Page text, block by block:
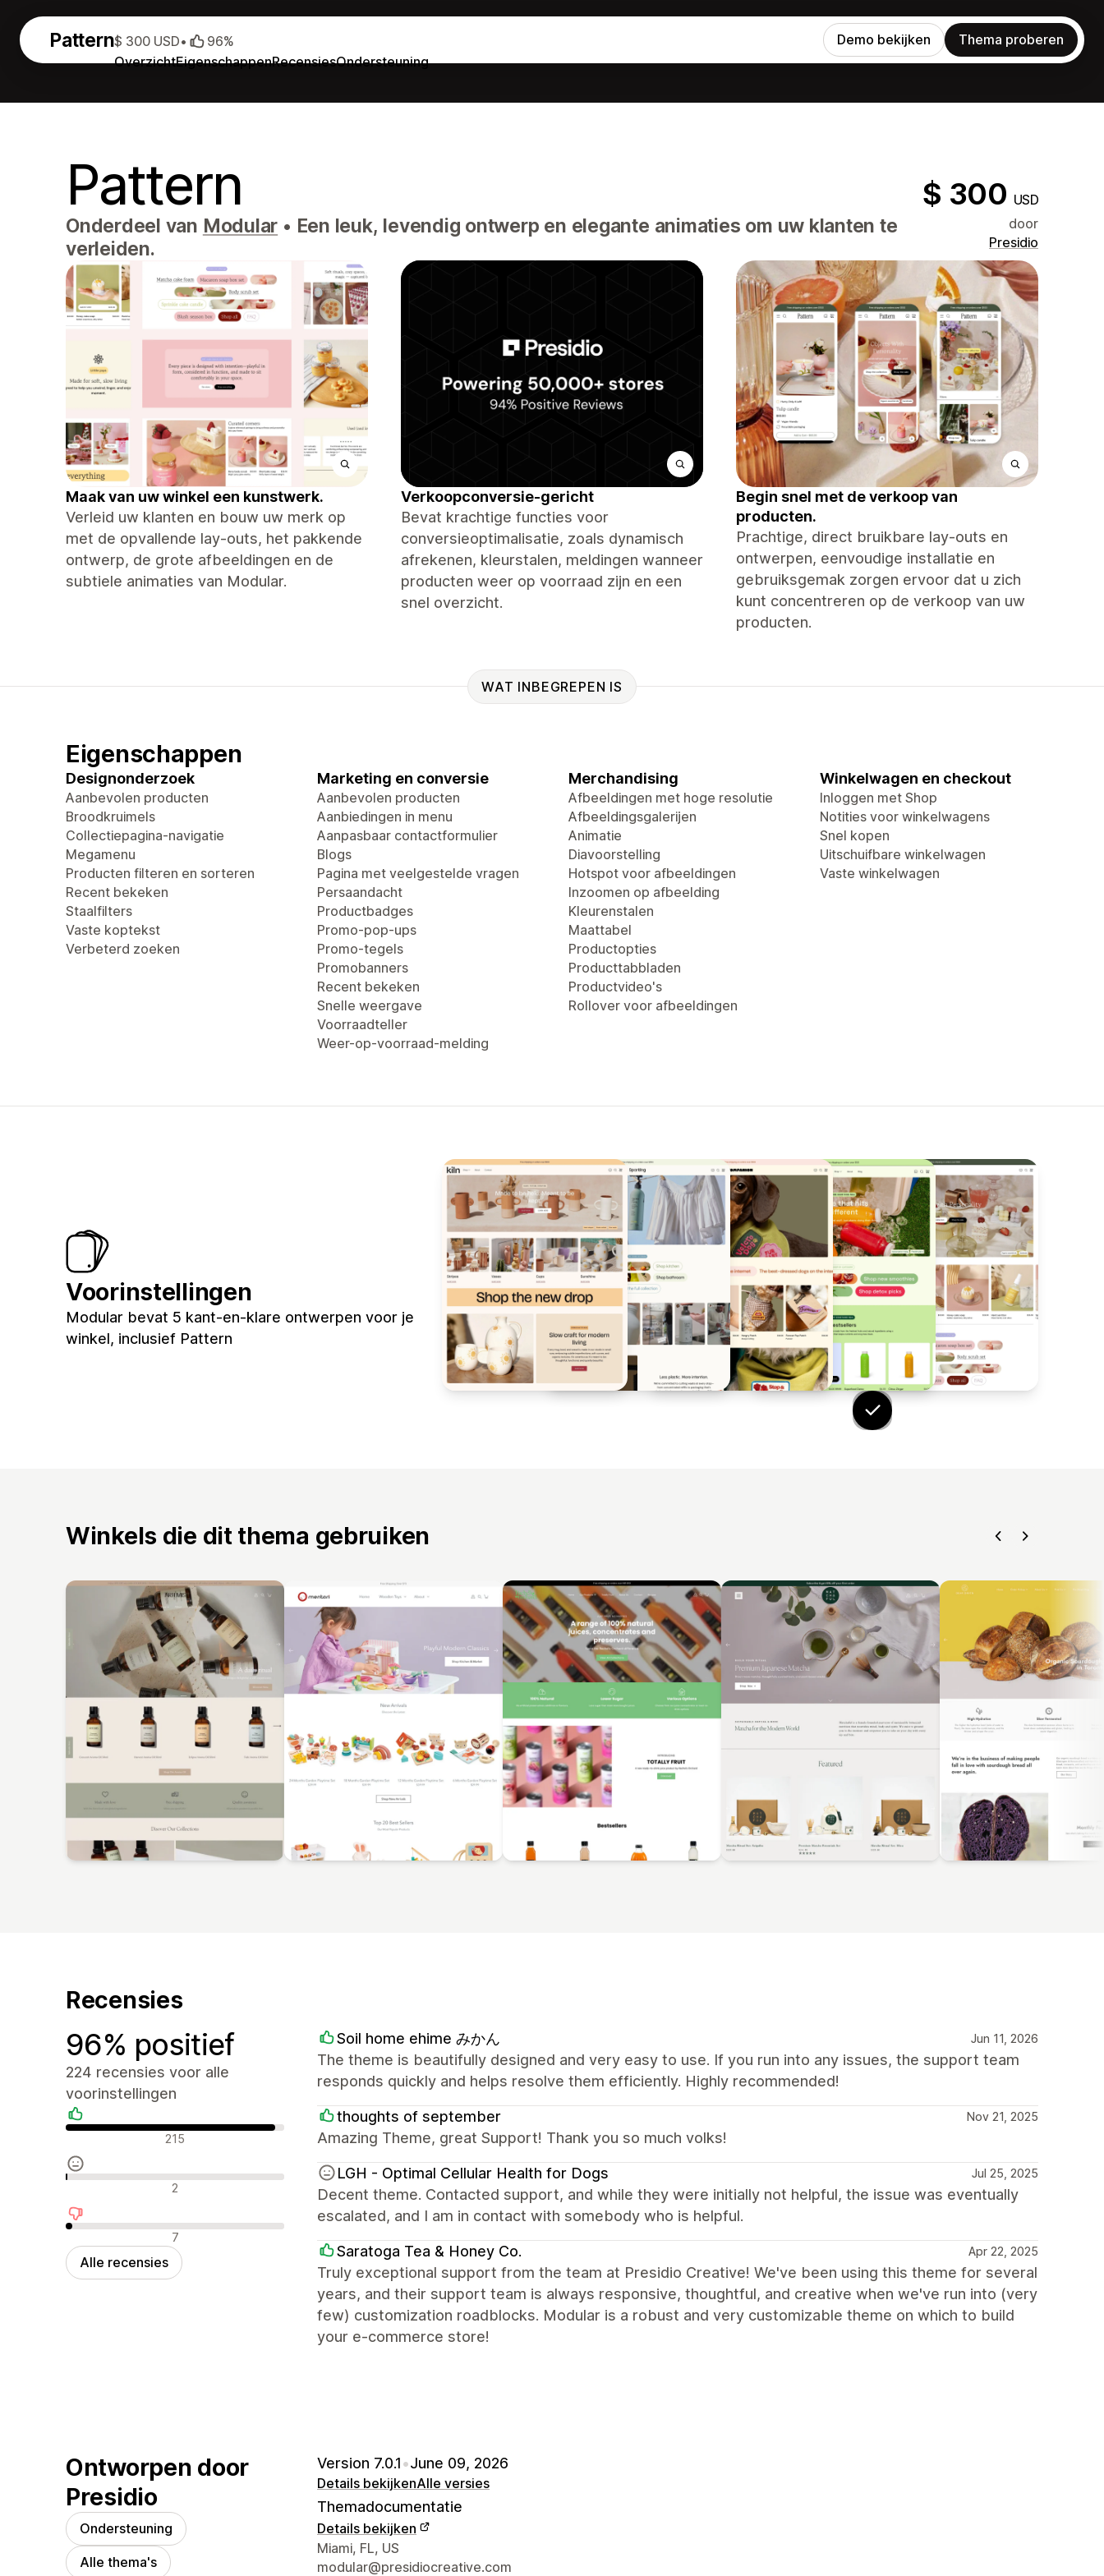
Pattern
OverzichtEigenschappenRecensiesOndersteuning
$ 300 USD• 96% Demo bekijken Thema proberen
Pattern $ 300 USD
Onderdeel van Modular • Een leuk, levendig ontwerp en elegante animaties om uw klanten te
verleiden.
door
Presidio
Maak van uw winkel een kunstwerk.
Verleid uw klanten en bouw uw merk op
met de opvallende lay-outs, het pakkende
ontwerp, de grote afbeeldingen en de
subtiele animaties van Modular.
Verkoopconversie-gericht
Bevat krachtige functies voor
conversieoptimalisatie, zoals dynamisch
afrekenen, kleurstalen, meldingen wanneer
producten weer op voorraad zijn en een
snel overzicht.
Begin snel met de verkoop van
producten.
Prachtige, direct bruikbare lay-outs en
ontwerpen, eenvoudige installatie en
gebruiksgemak zorgen ervoor dat u zich
kunt concentreren op de verkoop van uw
producten.
WAT INBEGREPEN IS
Eigenschappen
Designonderzoek
Aanbevolen producten
Broodkruimels
Collectiepagina-navigatie
Megamenu
Producten filteren en sorteren
Recent bekeken
Staalfilters
Vaste koptekst
Verbeterd zoeken
Marketing en conversie
Aanbevolen producten
Aanbiedingen in menu
Aanpasbaar contactformulier
Blogs
Pagina met veelgestelde vragen
Persaandacht
Productbadges
Promo-pop-ups
Promo-tegels
Promobanners
Recent bekeken
Snelle weergave
Voorraadteller
Weer-op-voorraad-melding
Merchandising
Afbeeldingen met hoge resolutie
Afbeeldingsgalerijen
Animatie
Diavoorstelling
Hotspot voor afbeeldingen
Inzoomen op afbeelding
Kleurenstalen
Maattabel
Productopties
Producttabbladen
Productvideo's
Rollover voor afbeeldingen
Winkelwagen en checkout
Inloggen met Shop
Notities voor winkelwagens
Snel kopen
Uitschuifbare winkelwagen
Vaste winkelwagen
Voorinstellingen
Modular bevat 5 kant-en-klare ontwerpen voor je
winkel, inclusief Pattern
Winkels die dit thema gebruiken
Recensies
96% positief
224 recensies voor alle
voorinstellingen
Positieve recensies
215
Neutrale recensies2
Negatieve recensies
7
Alle recensies
Soil home ehime みかん Jun 11, 2026
The theme is beautifully designed and very easy to use. If you run into any issues, the support team
responds quickly and helps resolve them efficiently. Highly recommended!
thoughts of september Nov 21, 2025
Amazing Theme, great Support! Thank you so much volks!
LGH - Optimal Cellular Health for Dogs Jul 25, 2025
Decent theme. Contacted support, and while they were initially not helpful, the issue was eventually
escalated, and I am in contact with somebody who is helpful.
Saratoga Tea & Honey Co. Apr 22, 2025
Truly exceptional support from the team at Presidio Creative! We've been using this theme for several
years, and their support team is always responsive, thoughtful, and creative when we've run into (very
few) customization roadblocks. Modular is a robust and very customizable theme on which to build
your e-commerce store!
Ontworpen door
Presidio
Ondersteuning
Alle thema's
Version 7.0.1•June 09, 2026
Details bekijkenAlle versies
Themadocumentatie
Details bekijken
Contactgegevens ontwerper
Miami, FL, US
modular@presidiocreative.com